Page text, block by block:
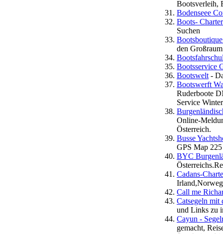
Bootsverleih,
Bodenseee
Boots-
Suchen
den
Bootsservice
Bootswelt -
Bootswerft
Ruderboote
Service
Online-
Österreich.
Busse
GPS Map
BYC
Cadans-
Call me
Catsegeln mit
und Links zu
Cayun -
gemacht,